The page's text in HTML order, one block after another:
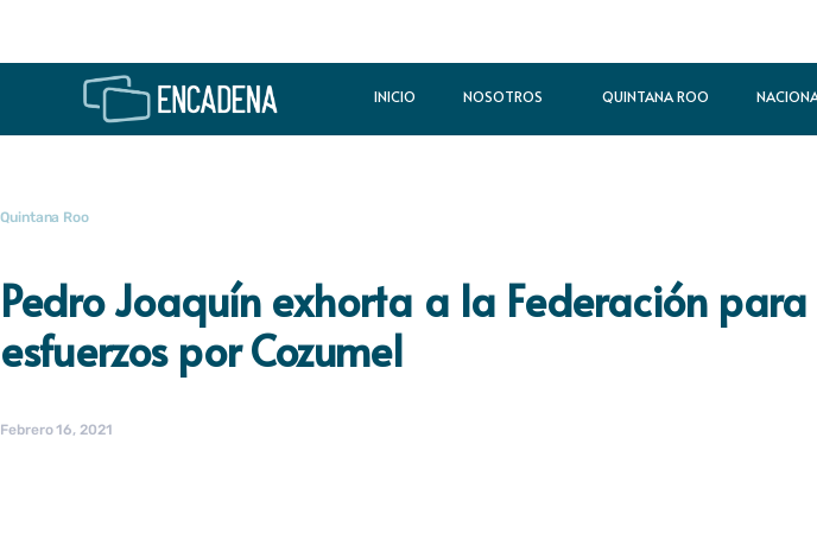
INICIO NOSOTROS QUINTANA ROO
Quintana Roo
Pedro Joaquín exhorta a la Federación
esfuerzos por Cozumel
Febrero 16, 2021